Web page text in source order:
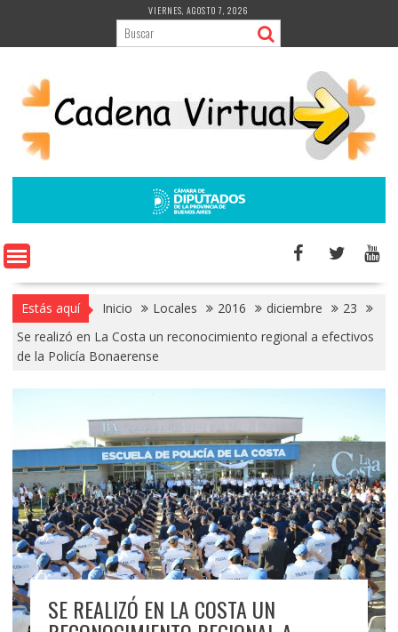
contenido
VIERNES, AGOSTO 7, 2026
Estás aquí Inicio Locales 2016 diciembre
23
Se realizó en La Costa un reconocimiento regional a efectivos
de la Policía Bonaerense
SE REALIZÓ EN LA COSTA UN